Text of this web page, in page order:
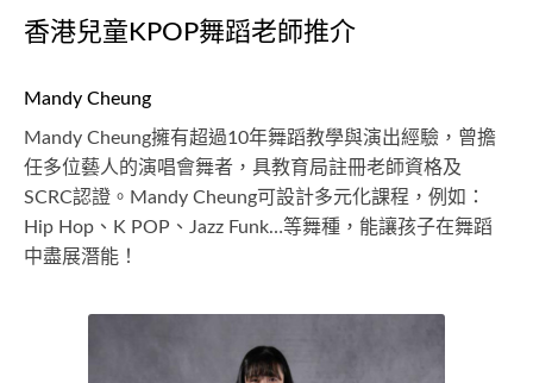
香港兒童KPOP舞蹈老師推介
Mandy Cheung
Mandy Cheung擁有超過10年舞蹈教學與演出經驗，曾擔
任多位藝人的演唱會舞者，具教育局註冊老師資格及
SCRC認證。Mandy Cheung可設計多元化課程，例如：
Hip Hop、K POP、Jazz Funk…等舞種，能讓孩子在舞蹈
中盡展潛能！